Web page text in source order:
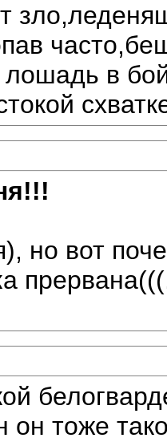
лошадь в
но вот
он тоже